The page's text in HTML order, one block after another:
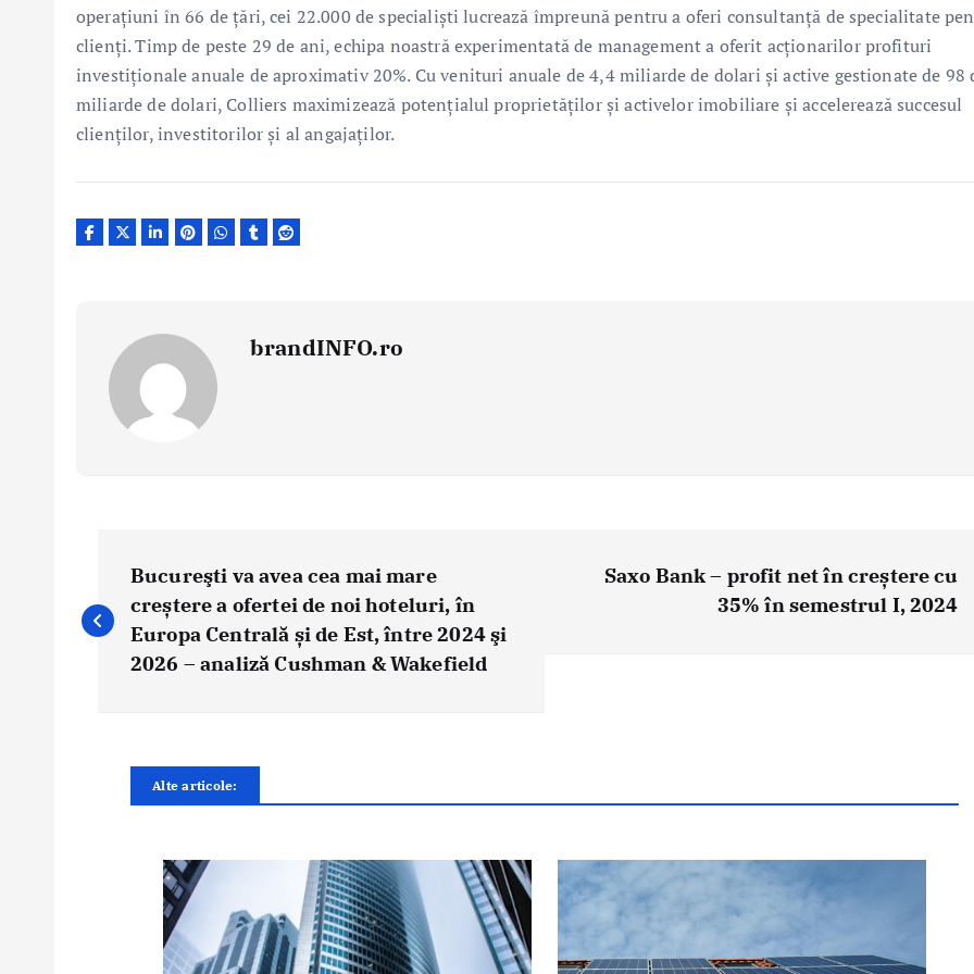
operațiuni în 66 de țări, cei 22.000 de specialiști lucrează împreună pentru a oferi consultanță de specialitate
clienți. Timp de peste 29 de ani, echipa noastră experimentată de management a oferit acționarilor profituri
investiționale anuale de aproximativ 20%. Cu venituri anuale de 4,4 miliarde de dolari și active gestionate de 98
miliarde de dolari, Colliers maximizează potențialul proprietăților și activelor imobiliare și accelerează succesul
clienților, investitorilor și al angajaților.
brandINFO.ro
i
Bucureşti va avea cea mai mare
creștere a ofertei de noi hoteluri, în
Europa Centrală și de Est, între 2024 şi
2026 – analiză Cushman & Wakefield
Saxo Bank – profit net în creștere cu
35% în semestrul I, 2024
Alte articole: